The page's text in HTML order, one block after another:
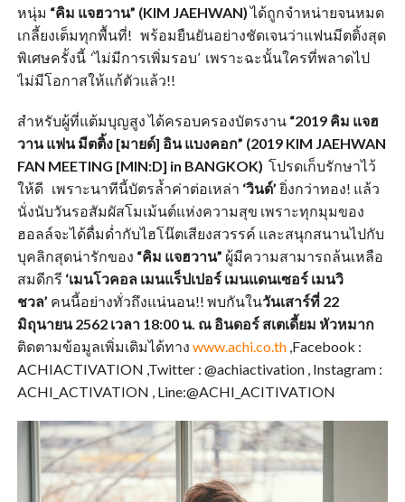
หนุ่ม “คิม แจฮวาน” (KIM JAEHWAN)ได้ถูกจำหน่ายจนหมด
เกลี้ยงเต็มทุกพื้นที่! พร้อมยืนยันอย่างชัดเจนว่าแฟนมีตติ้งสุด
พิเศษครั้งนี้ ‘ไม่มีการเพิ่มรอบ’ เพราะฉะนั้นใครที่พลาดไป
ไม่มีโอกาสให้แก้ตัวแล้ว!!
สำหรับผู้ที่แต้มบุญสูง ได้ครอบครองบัตรงาน “2019 คิม แจฮ
วาน แฟน มีตติ้ง [มายด์] อิน แบงคอก” (2019KIM JAEHWAN
FAN MEETING [MIN:D] in BANGKOK) โปรดเก็บรักษาไว้
ให้ดี เพราะนาทีนี้บัตรล้ำค่าต่อเหล่า ‘วินด์’ ยิ่งกว่าทอง! แล้ว
นั่งนับวันรอสัมผัสโมเม้นต์แห่งความสุข เพราะทุกมุมของ
ฮอลล์จะได้ดื่มด่ำกับไฮโน๊ตเสียงสวรรค์ และสนุกสนานไปกับ
บุคลิกสุดน่ารักของ “คิม แจฮวาน” ผู้มีความสามารถล้นเหลือ
สมดีกรี ‘เมนโวคอล เมนแร็ปเปอร์ เมนแดนเซอร์ เมนวิ
ชวล’ คนนี้อย่างทั่วถึงแน่นอน!! พบกันในวันเสาร์ที่ 22
มิถุนายน 2562 เวลา 18:00 น. ณ อินดอร์ สเตเดี้ยม หัวหมาก
ติดตามข้อมูลเพิ่มเติมได้ทาง www.achi.co.th,Facebook :
ACHIACTIVATION ,Twitter : @achiactivation , Instagram :
ACHI_ACTIVATION , Line:@ACHI_ACITIVATION